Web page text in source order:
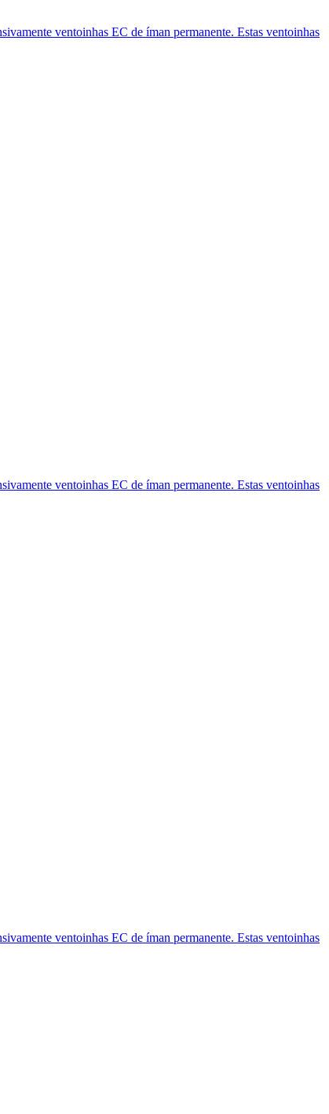
ventoinhas EC de íman permanente. Estas ventoinhas
ventoinhas EC de íman permanente. Estas ventoinhas
ventoinhas EC de íman permanente. Estas ventoinhas